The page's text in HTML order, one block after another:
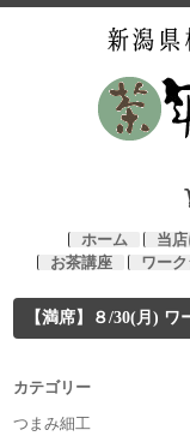
ホーム 当
お茶講座
ワー
【満席】８/30(月) ワ
カテゴリー
つまみ細工